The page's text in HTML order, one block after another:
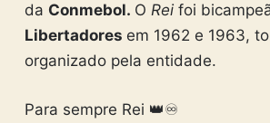
da Conmebol. O Rei foi
Libertadores em 1962 e 1963,
organizado pela entidade.
Para sempre Rei 👑♾